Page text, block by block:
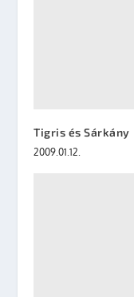
Tigris és Sárkány
2009.01.12.